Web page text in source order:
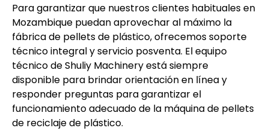
Para garantizar que nuestros clientes habituales en
Mozambique puedan aprovechar al máximo la
fábrica de pellets de plástico, ofrecemos soporte
técnico integral y servicio posventa. El equipo
técnico de Shuliy Machinery está siempre
disponible para brindar orientación en línea y
responder preguntas para garantizar el
funcionamiento adecuado de la máquina de pellets
de reciclaje de plástico.